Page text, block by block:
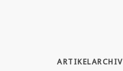
ARTIKELARCHIV